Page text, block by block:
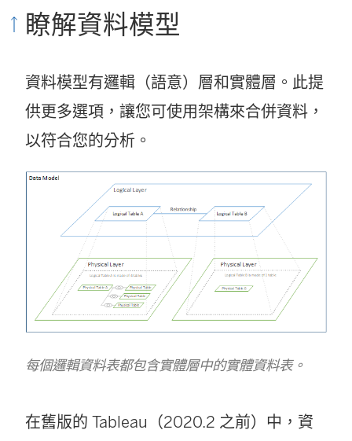
)
窗
啟
)
啟
)
瞭解資料模型
資料模型有邏輯（語意）層和實體層。此提
供更多選項，讓您可使用架構來合併資料，
以符合您的分析。
每個邏輯資料表都包含實體層中的實體資料表。
在舊版的 Tableau（2020.2 之前）中，資